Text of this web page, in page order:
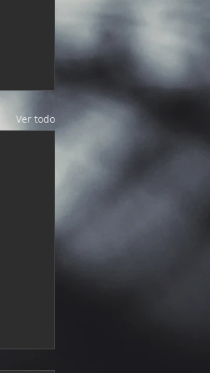
Ver todo